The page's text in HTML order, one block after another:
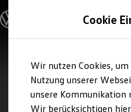
Hauptinhalt
springen
Footer
springen
Modelle und Konfigurator
Konfigurator
Modelle vergleichen
Elektroautos
ENERGY
Nutzfahrzeuge
SUV und CUV
Cookie
Wir nutzen Cookies,
Nutzung unserer
unsere Kommunikation
Wir berücksichtigen